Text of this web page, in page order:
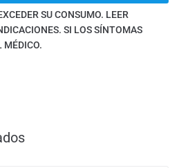
SU CONSUMO. LEER
SI LOS SÍNTOMAS
MÉDICO.